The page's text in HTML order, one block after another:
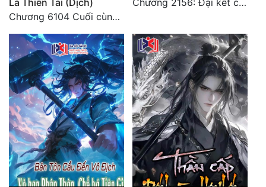
Tu Chân
Tu Tiên
Tội Phạm
Vô Địch
Võ Hiệp
Võng Du
Xuyên Không
Xuyên Nhanh
Là Thiên Tai (Dịch)
Chương 6104 Cuối cùng (HẾT)
Chương 2156: Đại kết cục!!!